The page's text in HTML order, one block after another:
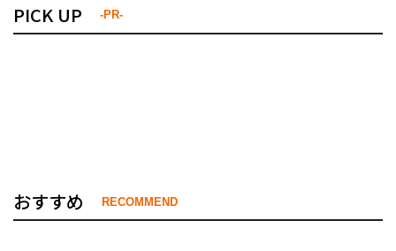
PICK UP -PR-
おすすめ RECOMMEND